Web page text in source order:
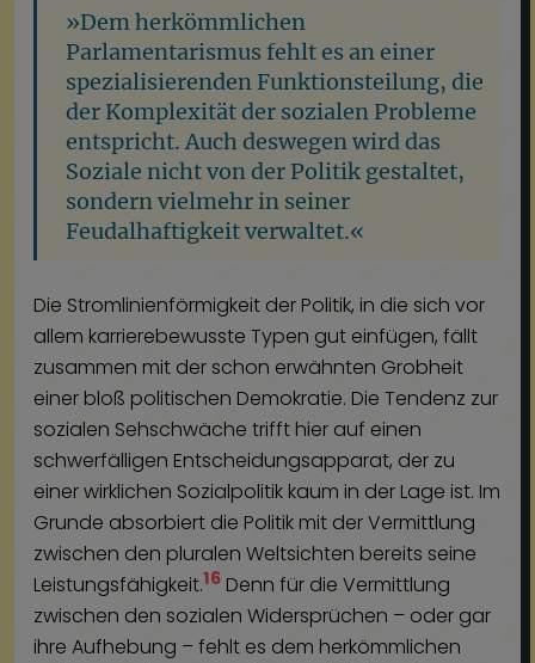
»Dem herkömmlichen
Parlamentarismus fehlt es an einer
spezialisierenden Funktionsteilung, die
der Komplexität der sozialen Probleme
entspricht. Auch deswegen wird das
Soziale nicht von der Politik gestaltet,
sondern vielmehr in seiner
Feudalhaftigkeit verwaltet.«
Die Stromlinienförmigkeit der Politik, in die sich vor
allem karrierebewusste Typen gut einfügen, fällt
zusammen mit der schon erwähnten Grobheit
einer bloß politischen Demokratie. Die Tendenz zur
sozialen Sehschwäche trifft hier auf einen
schwerfälligen Entscheidungsapparat, der zu
einer wirklichen Sozialpolitik kaum in der Lage ist. Im
Grunde absorbiert die Politik mit der Vermittlung
zwischen den pluralen Weltsichten bereits seine
Leistungsfähigkeit.16 Denn für die Vermittlung
zwischen den sozialen Widersprüchen – oder gar
ihre Aufhebung – fehlt es dem herkömmlichen